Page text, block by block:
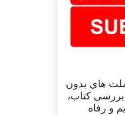
های بدون
بررسی کتاب،
و رفاه